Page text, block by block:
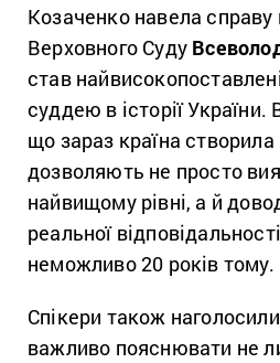
Козаченко навела
Верховного Суду
став
суддею в історії України.
що зараз країна створила
дозволяють не просто
найвищому рівні, а й
реальної
неможливо 20 років тому.
Спікери також
важливо пояснювати не